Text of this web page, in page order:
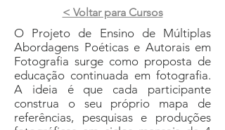
< Voltar para Cursos
O Projeto de Ensino de Múltiplas
Abordagens Poéticas e Autorais em
Fotografia surge como proposta de
educação continuada em fotografia.
A ideia é que cada participante
construa o seu próprio mapa de
referências, pesquisas e produções